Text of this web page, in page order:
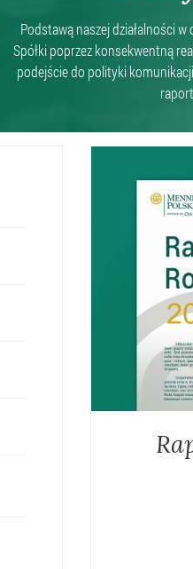
Podstawą naszej działalności
Spółki poprzez konsekwentną
podejście do polityki